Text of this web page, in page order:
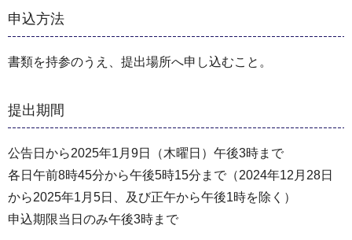
申込方法
書類を持参のうえ、提出場所へ申し込むこと。
提出期間
公告日から2025年1月9日（木曜日）午後3時まで
各日午前8時45分から午後5時15分まで（2024年12⽉28⽇
から2025年1⽉5⽇、及び正午から午後1時を除く）
申込期限当日のみ午後3時まで